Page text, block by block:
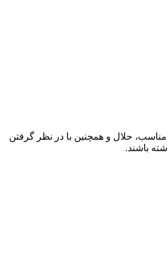
حلال و همچنین با در نظر گرفتن
باشند.